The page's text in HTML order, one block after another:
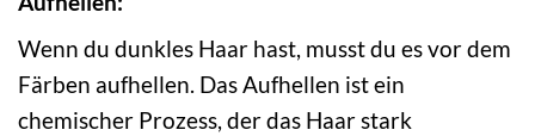
Wenn du dunkles Haar hast, musst du es vor dem
Färben aufhellen. Das Aufhellen ist ein
chemischer Prozess, der das Haar stark